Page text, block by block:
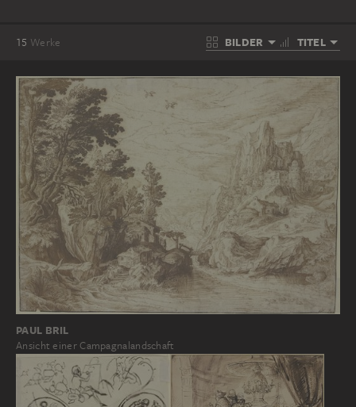
15 Werke BILDER TITEL
PAUL BRIL
Ansicht einer Campagnalandschaft